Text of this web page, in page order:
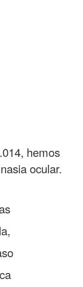
hemos
ocular.